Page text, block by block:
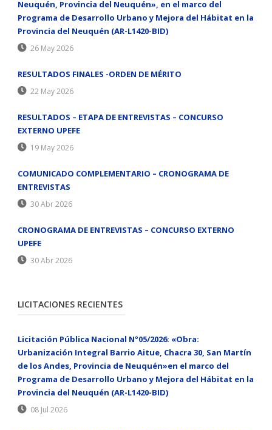
Neuquén, Provincia del Neuquén», en el marco del
Programa de Desarrollo Urbano y Mejora del Hábitat en la
Provincia del Neuquén (AR-L1420-BID)
26 May 2026
RESULTADOS FINALES -ORDEN DE MÉRITO
22 May 2026
RESULTADOS – ETAPA DE ENTREVISTAS – CONCURSO
EXTERNO UPEFE
19 May 2026
COMUNICADO COMPLEMENTARIO – CRONOGRAMA DE
ENTREVISTAS
30 Abr 2026
CRONOGRAMA DE ENTREVISTAS – CONCURSO EXTERNO
UPEFE
30 Abr 2026
LICITACIONES RECIENTES
Licitación Pública Nacional N°05/2026: «Obra:
Urbanización Integral Barrio Aitue, Chacra 30, San Martín
de los Andes, Provincia de Neuquén»en el marco del
Programa de Desarrollo Urbano y Mejora del Hábitat en la
Provincia del Neuquén (AR-L1420-BID)
08 Jul 2026